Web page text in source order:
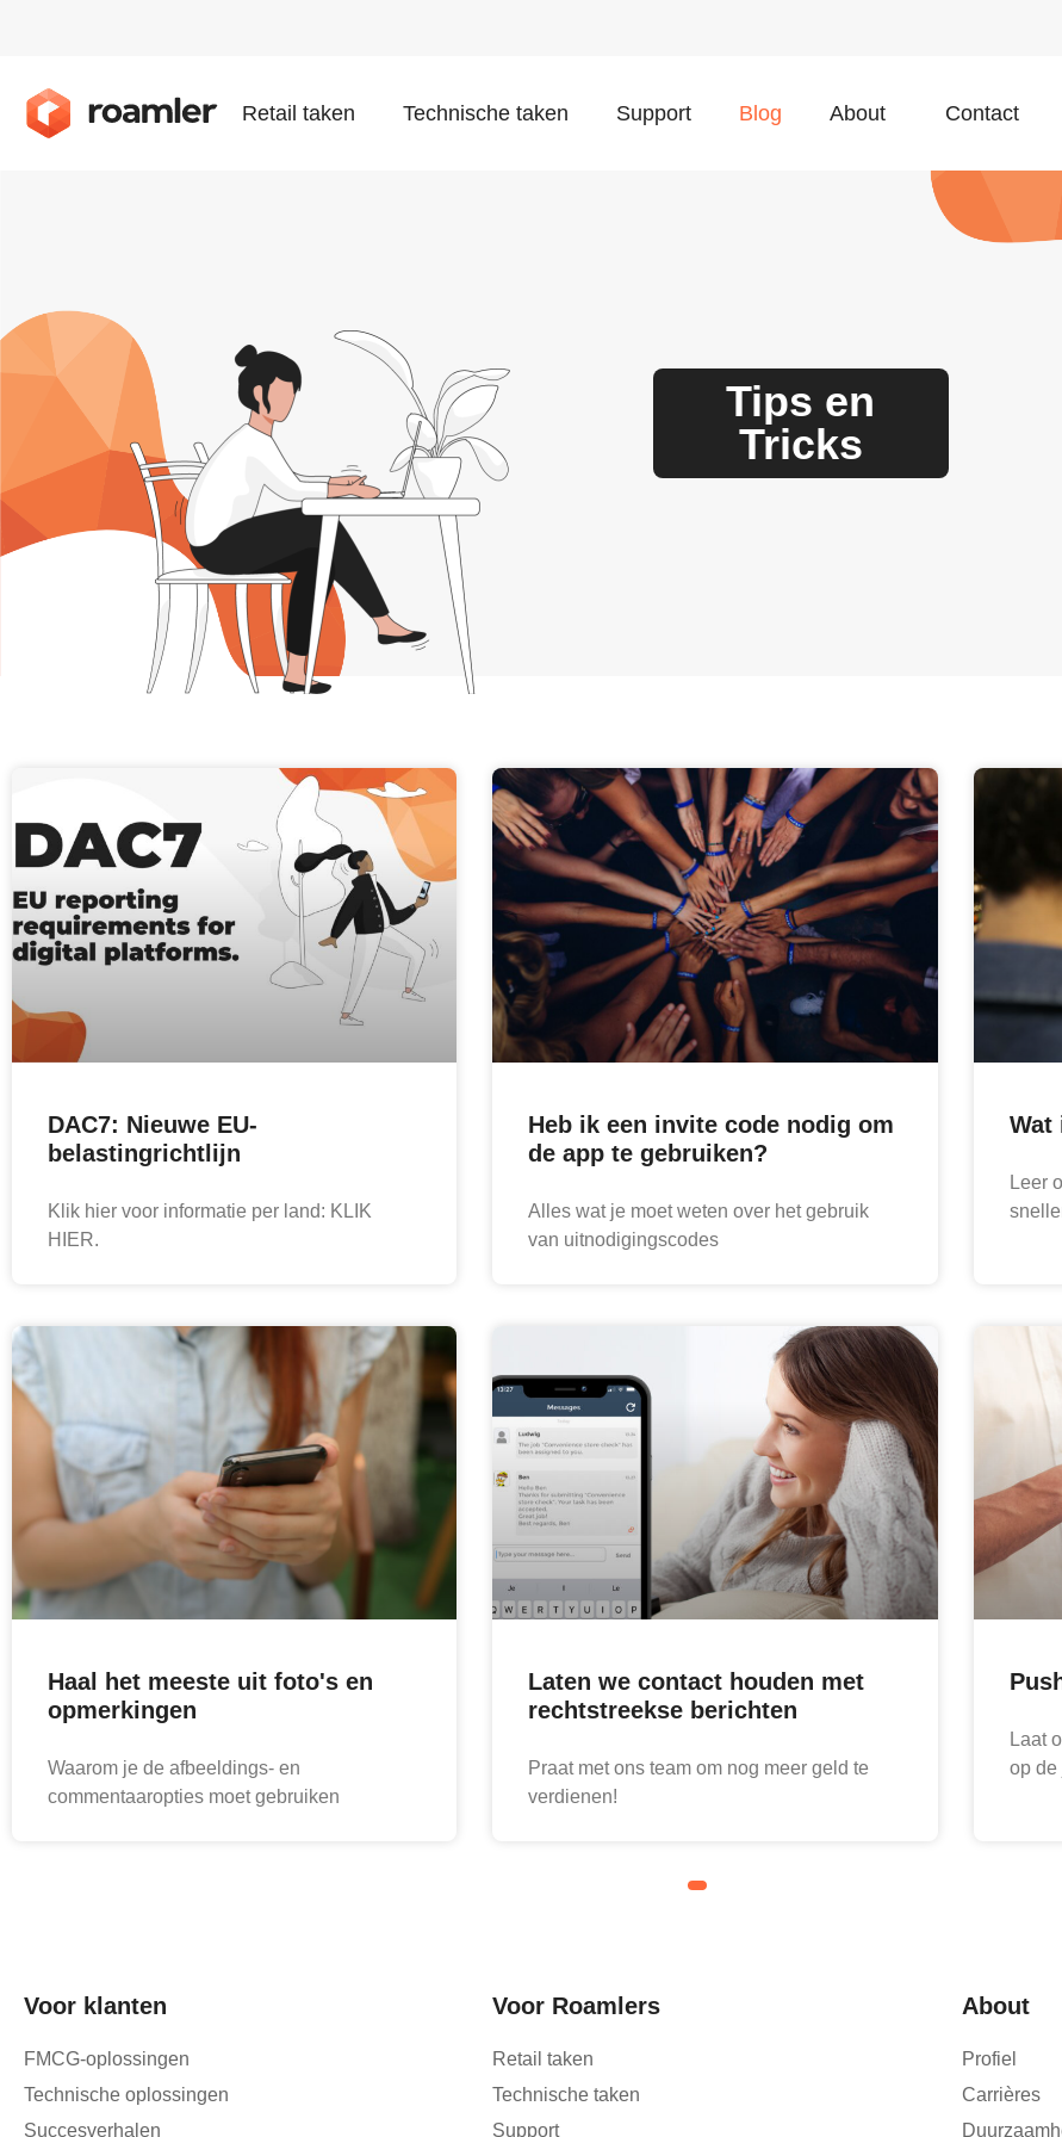
Retail taken Technische taken Support Blog About Contact
Tips en
Tricks
DAC7: Nieuwe EU-
belastingrichtlijn
Klik hier voor informatie per land: KLIK
HIER.
Heb ik een invite code nodig om
de app te gebruiken?
Alles wat je moet weten over het gebruik
van uitnodigingscodes
Wat
Leer
Haal het meeste uit foto's en
opmerkingen
Waarom je de afbeeldings- en
commentaaropties moet gebruiken
Laten we contact houden met
rechtstreekse berichten
Praat met ons team om nog meer geld te
verdienen!
Laat
op de
Voor klanten
FMCG-oplossingen
Technische oplossingen
Succesverhalen
Voor Roamlers
Retail taken
Technische taken
Support
About
Profiel
Carrières